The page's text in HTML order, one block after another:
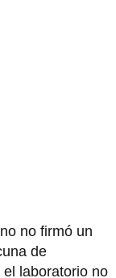
no firmó un
de
laboratorio no